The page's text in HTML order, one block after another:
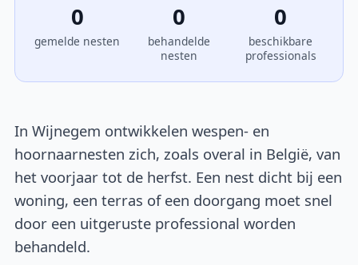
0
gemelde nesten
0
behandelde
nesten
0
beschikbare
professionals
In Wijnegem ontwikkelen wespen- en
hoornaarnesten zich, zoals overal in België, van
het voorjaar tot de herfst. Een nest dicht bij een
woning, een terras of een doorgang moet snel
door een uitgeruste professional worden
behandeld.